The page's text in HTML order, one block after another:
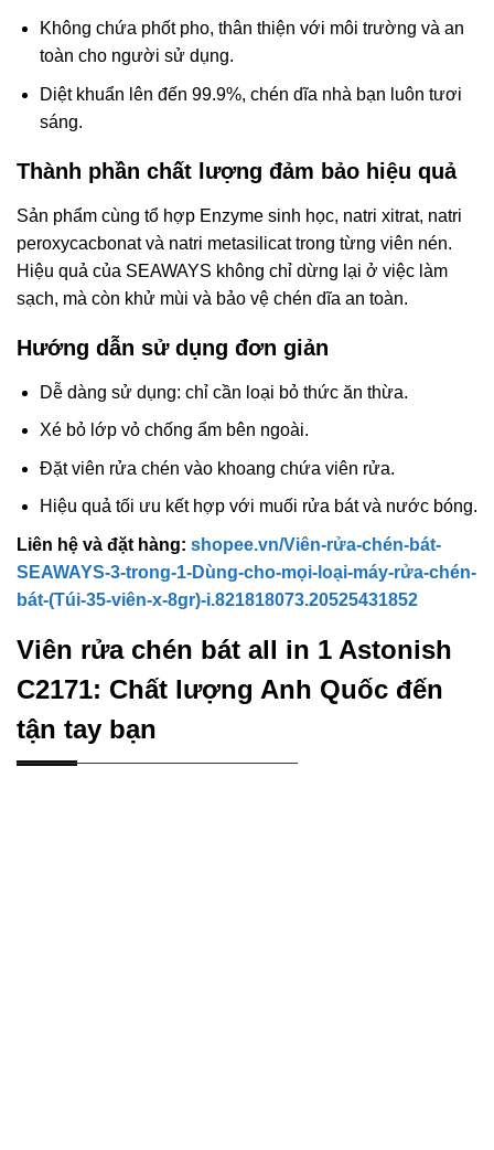
Không chứa phốt pho, thân thiện với môi trường và an
toàn cho người sử dụng.
Diệt khuẩn lên đến 99.9%, chén dĩa nhà bạn luôn tươi
sáng.
Thành phần chất lượng đảm bảo hiệu quả
Sản phẩm cùng tổ hợp Enzyme sinh học, natri xitrat, natri
peroxycacbonat và natri metasilicat trong từng viên nén.
Hiệu quả của SEAWAYS không chỉ dừng lại ở việc làm
sạch, mà còn khử mùi và bảo vệ chén dĩa an toàn.
Hướng dẫn sử dụng đơn giản
Dễ dàng sử dụng: chỉ cần loại bỏ thức ăn thừa.
Xé bỏ lớp vỏ chống ẩm bên ngoài.
Đặt viên rửa chén vào khoang chứa viên rửa.
Hiệu quả tối ưu kết hợp với muối rửa bát và nước bóng.
Liên hệ và đặt hàng: shopee.vn/Viên-rửa-chén-bát-
SEAWAYS-3-trong-1-Dùng-cho-mọi-loại-máy-rửa-chén-
bát-(Túi-35-viên-x-8gr)-i.821818073.20525431852
Viên rửa chén bát all in 1 Astonish
C2171: Chất lượng Anh Quốc đến
tận tay bạn